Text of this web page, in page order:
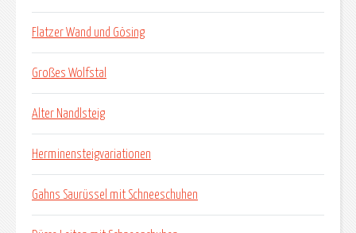
Flatzer Wand und Gösing
Großes Wolfstal
Alter Nandlsteig
Herminensteigvariationen
Gahns Saurüssel mit Schneeschuhen